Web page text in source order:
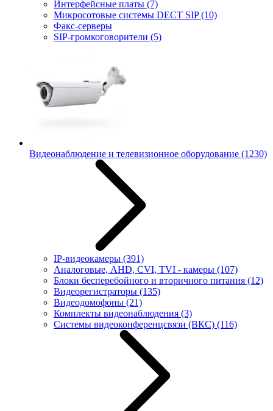
Интерфейсные платы (7)
Микросотовые системы DECT SIP(10)
Факс-серверы
SIP-громкоговорители (5)
Видеонаблюдение и телевизионное оборудование (1230)
IP-видеокамеры (391)
Аналоговые, AHD, CVI, TVI - камеры (107)
Блоки бесперебойного и вторичного питания (12)
Видеорегистраторы (135)
Видеодомофоны (21)
Комплекты видеонаблюдения (3)
Системы видеоконференцсвязи (ВКС) (116)